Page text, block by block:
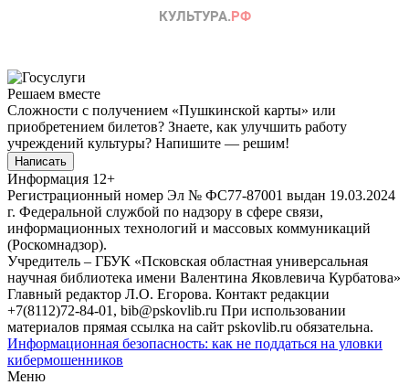
Решаем вместе
Сложности с получением «Пушкинской карты» или
приобретением билетов? Знаете, как улучшить работу
учреждений культуры? Напишите — решим!
Написать
Информация 12+
Регистрационный номер Эл № ФС77-87001 выдан 19.03.2024
г. Федеральной службой по надзору в сфере связи,
информационных технологий и массовых коммуникаций
(Роскомнадзор).
Учредитель – ГБУК «Псковская областная универсальная
научная библиотека имени Валентина Яковлевича Курбатова»
Главный редактор Л.О. Егорова. Контакт редакции
+7(8112)72-84-01, bib@pskovlib.ru При использовании
материалов прямая ссылка на сайт pskovlib.ru обязательна.
Информационная безопасность: как не поддаться на уловки
кибермошенников
Меню